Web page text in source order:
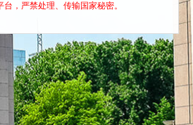
，严禁处理、传输国家秘密。